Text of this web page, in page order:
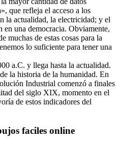
que refleja el acceso a los
la actualidad, la electricidad; y el
en una democracia. Obviamente,
muchas de estas cosas para la
lo suficiente para tener una
a.C. y llega hasta la actualidad.
la historia de la humanidad. En
Industrial comenzó a finales
del siglo XIX, momento en el
de estos indicadores del
faciles online